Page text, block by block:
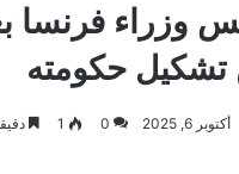
وزراء فرنسا
حكومته
أكتوبر 6, 2025 0
1